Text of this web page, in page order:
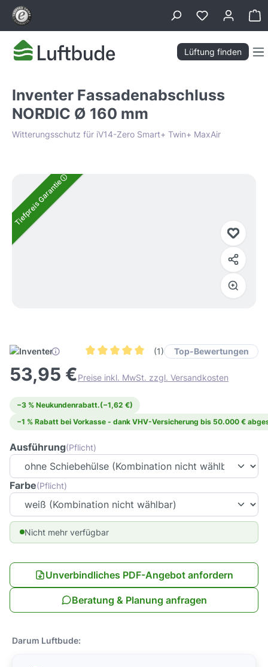
springen
Lüftung finden
Inventer Fassadenabschluss
NORDIC Ø 160 mm
Witterungsschutz für iV14-Zero Smart+ Twin+ MaxAir
Bildergalerie überspringen
Tiefpreis Garantie
(1) Top-Bewertungen
53,95 €Preise inkl. MwSt. zzgl. Versandkosten
−3 % Neukundenrabatt.(−1,62 €)
−1 % Rabatt bei Vorkasse - dank VHV-Versicherung bis 50.000 €
Ausführung(Pflicht)
Farbe(Pflicht)
Nicht mehr verfügbar
Unverbindliches PDF-Angebot anfordern
Beratung & Planung anfragen
Darum Luftbude: